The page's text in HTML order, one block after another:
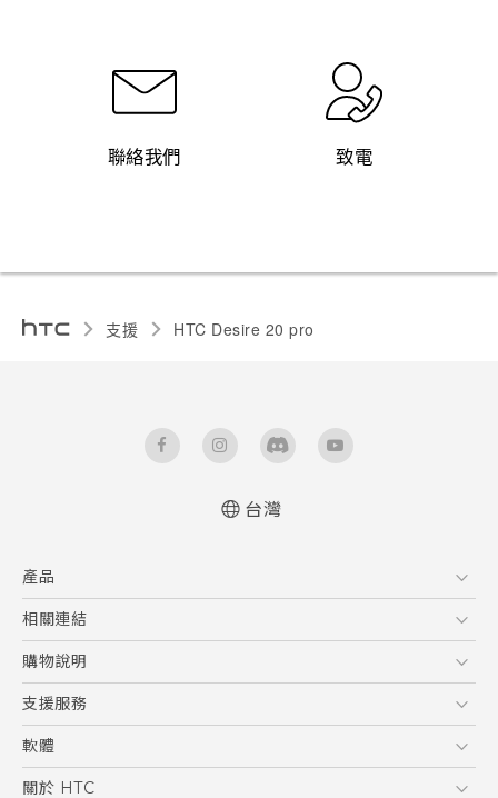
聯絡我們 致電
支援 ‎HTC Desire 20 pro‎
User manual
台灣
產品
5G
智慧型手機
配件
相關連結
HTC Research
購物說明
購物須知
訂單管理
付款方式
支援服務
到府收送維修服務
服務中心資訊
軟體
應用程式
關於 HTC